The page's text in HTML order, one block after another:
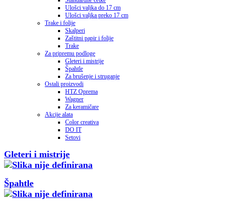
Ulošci valjka do 17 cm
Ulošci valjka preko 17 cm
Trake i folije
Skalperi
Zaštitni papir i folije
Trake
Za pripremu podloge
Gleteri i mistrije
Špahtle
Za brušenje i struganje
Ostali proizvodi
HTZ Oprema
Wagner
Za keramičare
Akcije alata
Color creativa
DO IT
Setovi
Gleteri i mistrije
Špahtle